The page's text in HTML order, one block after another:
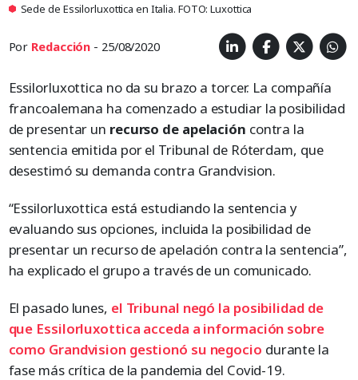
Sede de Essilorluxottica en Italia. FOTO: Luxottica
Por Redacción - 25/08/2020
Essilorluxottica no da su brazo a torcer. La compañía
francoalemana ha comenzado a estudiar la posibilidad
de presentar un recurso de apelación contra la
sentencia emitida por el Tribunal de Róterdam, que
desestimó su demanda contra Grandvision.
“Essilorluxottica está estudiando la sentencia y
evaluando sus opciones, incluida la posibilidad de
presentar un recurso de apelación contra la sentencia”,
ha explicado el grupo a través de un comunicado.
El pasado lunes, el Tribunal negó la posibilidad de
que Essilorluxottica acceda a información sobre
como Grandvision gestionó su negocio durante la
fase más crítica de la pandemia del Covid-19.